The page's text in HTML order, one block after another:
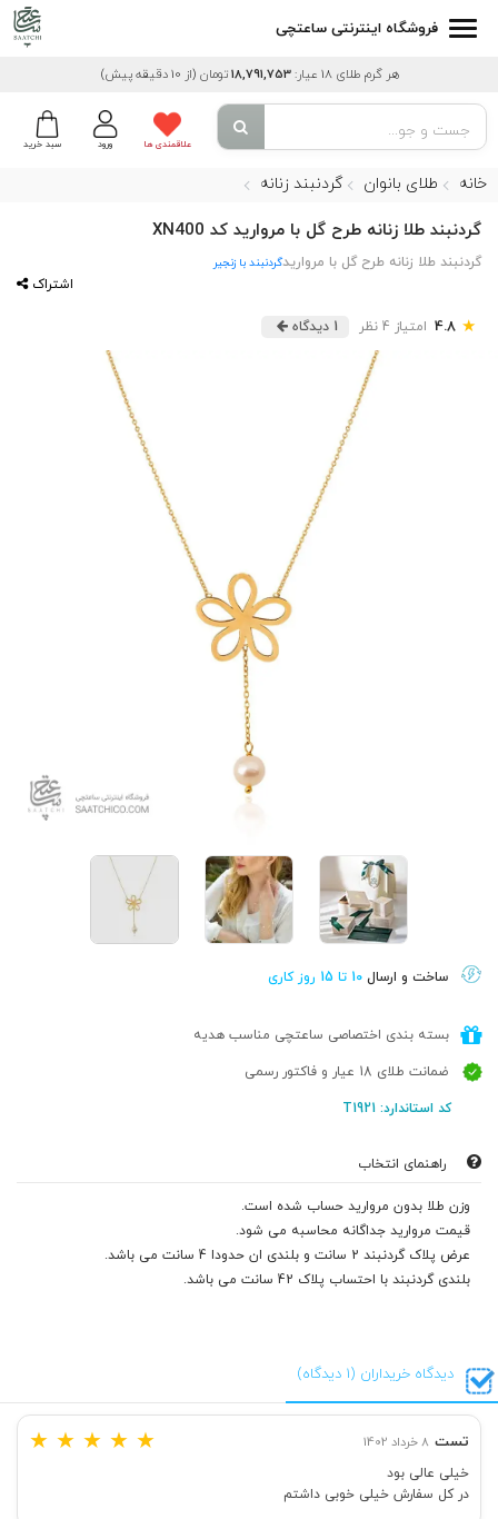
فروشگاه اینترنتی ساعتچی
هر گرم طلای 18 عیار: 18,791,753 تومان (از 10 دقیقه پیش)
سبد خرید ورود علاقمندی ها
خانه طلای بانوان گردنبند زنانه
گردنبند طلا زنانه طرح گل با مروارید کد XN400
گردنبند طلا زنانه طرح گل با مرواریدگردنبند با زنجیر
اشتراک
★
4.8 امتیاز 4 نظر 1 دیدگاه
ساخت و ارسال 10 تا 15 روز کاری
بسته بندی اختصاصی ساعتچی مناسب هدیه
ضمانت طلای 18 عیار و فاکتور رسمی
کد استاندارد: T1921
راهنمای انتخاب
وزن طلا بدون مروارید حساب شده است.
قیمت مروارید جداگانه محاسبه می شود.
عرض پلاک گردنبند 2 سانت و بلندی ان حدودا 4 سانت می باشد.
بلندی گردنبند با احتساب پلاک 42 سانت می باشد.
دیدگاه خریداران (1 دیدگاه)
تست 8 خرداد 1402 ★ ★ ★ ★ ★
خیلی عالی بود
در کل سفارش خیلی خوبی داشتم